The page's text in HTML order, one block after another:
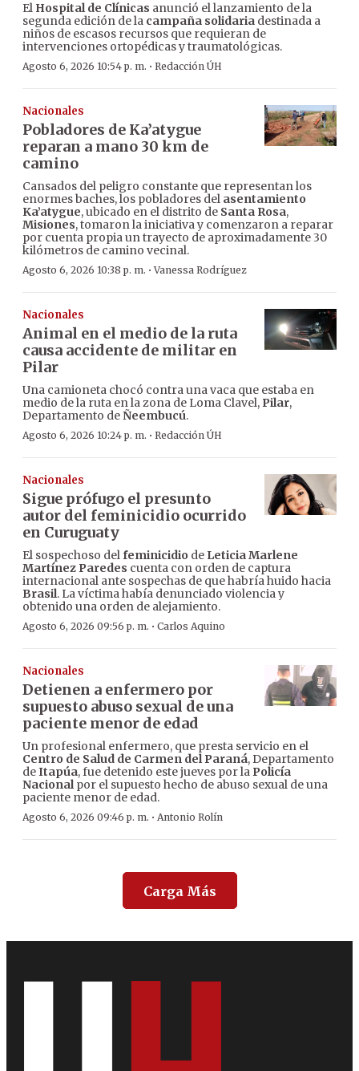
El Hospital de Clínicas anunció el lanzamiento de la
segunda edición de la campaña solidaria destinada a
niños de escasos recursos que requieran de
intervenciones ortopédicas y traumatológicas.
Agosto 6, 2026 10:54 p. m. · Redacción ÚH
Nacionales
Pobladores de Ka’atygue
reparan a mano 30 km de
camino
Cansados del peligro constante que representan los
enormes baches, los pobladores del asentamiento
Ka’atygue, ubicado en el distrito de Santa Rosa,
Misiones, tomaron la iniciativa y comenzaron a reparar
por cuenta propia un trayecto de aproximadamente 30
kilómetros de camino vecinal.
Agosto 6, 2026 10:38 p. m. ·Vanessa Rodríguez
Nacionales
Animal en el medio de la ruta
causa accidente de militar en
Pilar
Una camioneta chocó contra una vaca que estaba en
medio de la ruta en la zona de Loma Clavel, Pilar,
Departamento deÑeembucú.
Agosto 6, 2026 10:24 p. m. · Redacción ÚH
Nacionales
Sigue prófugo el presunto
autor del feminicidio ocurrido
en Curuguaty
El sospechoso delfeminicidio de Leticia Marlene
Martínez Paredes cuenta con orden de captura
internacional ante sospechas de que habría huido hacia
Brasil. La víctima había denunciado violencia y
obtenido una orden de alejamiento.
Agosto 6, 2026 09:56 p. m. · Carlos Aquino
Nacionales
Detienen a enfermero por
supuesto abuso sexual de una
paciente menor de edad
Un profesional enfermero, que presta servicio en el
Centro de Salud de Carmen del Paraná, Departamento
deItapúa, fue detenido este jueves por la Policía
Nacionalpor el supuesto hecho de abuso sexual de una
paciente menor de edad.
Agosto 6, 2026 09:46 p. m. · Antonio Rolín
Carga Más